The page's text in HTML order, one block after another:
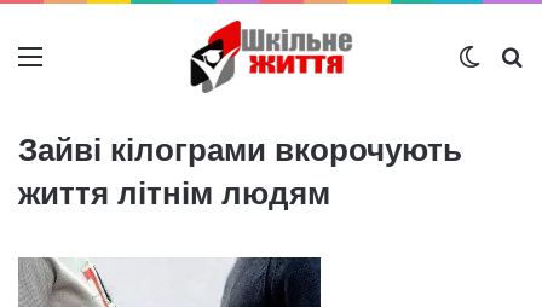
Меню
Зайві кілограми вкорочують
життя літнім людям